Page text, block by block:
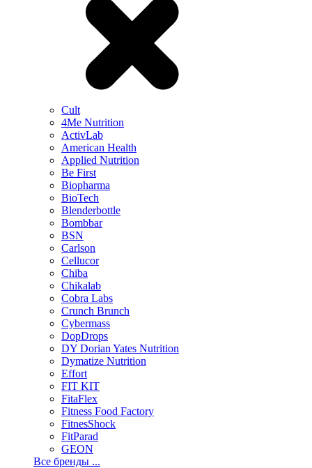
Cult
4Me Nutrition
ActivLab
American Health
Applied Nutrition
Be First
Biopharma
BioTech
Blenderbottle
Bombbar
BSN
Carlson
Cellucor
Chiba
Chikalab
Cobra Labs
Crunch Brunch
Cybermass
DopDrops
DY Dorian Yates Nutrition
Dymatize Nutrition
Effort
FIT KIT
FitaFlex
Fitness Food Factory
FitnesShock
FitParad
GEON
Все бренды ...